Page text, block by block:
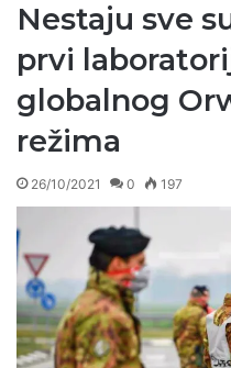
Nestaju sve
prvi
globalnog
režima
26/10/2021 0 197